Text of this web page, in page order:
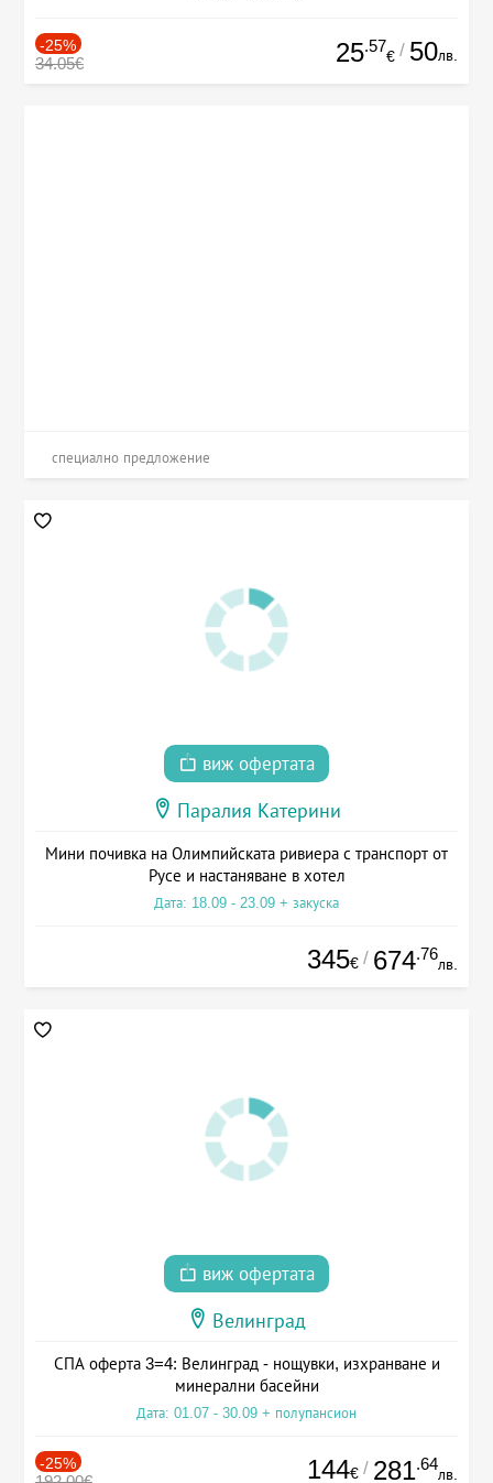
-25%
34.05€ 25.57
€ / 50лв.
специално предложение
виж офертата
Паралия Катерини
Мини почивка на Олимпийската ривиера с транспорт от
Русе и настаняване в хотел
Дата: 18.09 - 23.09 + закуска
345€ / 674.76
лв.
виж офертата
Велинград
СПА оферта 3=4: Велинград - нощувки, изхранване и
минерални басейни
Дата: 01.07 - 30.09 + полупансион
-25% 144€ / 281.64
лв.